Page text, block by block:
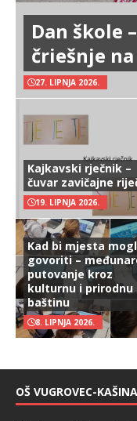
Dan škole
čriešnje
27. LIPNJA 2026.
Kajkavski rječnik –
čuvar zavičajne
19. LIPNJA 2026.
Kad bi mjesta
govoriti –
putovanje kroz
kulturnu i prirodnu
baštinu
8. LIPNJA 2026.
OŠ VUGROVEC-KAŠINA